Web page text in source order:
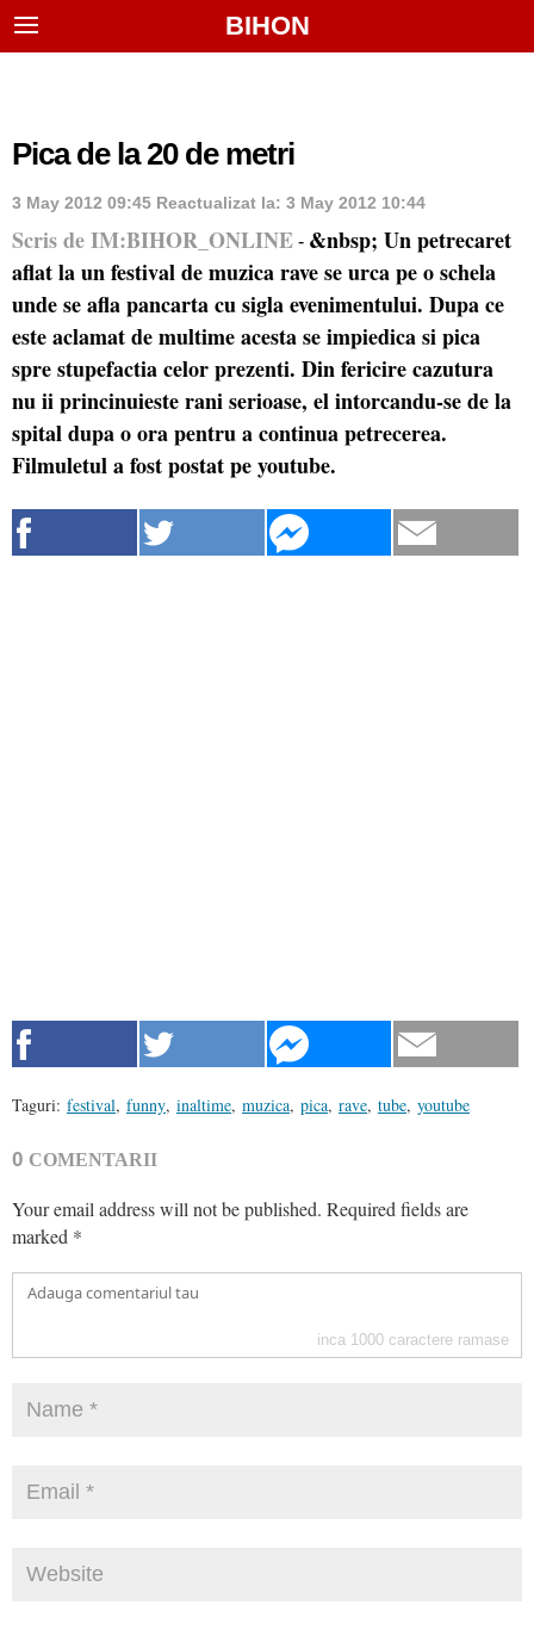
BIHON
Pica de la 20 de metri
3 May 2012 09:45 Reactualizat la: 3 May 2012 10:44
Scris de IM:BIHOR_ONLINE - &nbsp; Un petrecaret
aflat la un festival de muzica rave se urca pe o schela
unde se afla pancarta cu sigla evenimentului. Dupa ce
este aclamat de multime acesta se impiedica si pica
spre stupefactia celor prezenti. Din fericire cazutura
nu ii princinuieste rani serioase, el intorcandu-se de la
spital dupa o ora pentru a continua petrecerea.
Filmuletul a fost postat pe youtube.
Taguri: festival, funny, inaltime, muzica, pica, rave, tube, youtube
0 COMENTARII
Your email address will not be published. Required fields are
marked *
inca 1000 caractere ramase